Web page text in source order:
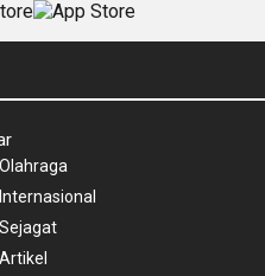
Olahraga
Internasional
Sejagat
Artikel